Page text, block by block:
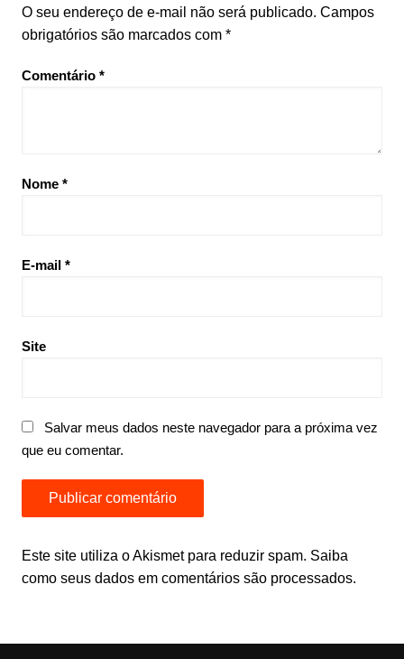
O seu endereço de e-mail não será publicado. Campos
obrigatórios são marcados com *
Comentário *
Nome *
E-mail *
Site
Salvar meus dados neste navegador para a próxima vez
que eu comentar.
Este site utiliza o Akismet para reduzir spam. Saiba
como seus dados em comentários são processados.